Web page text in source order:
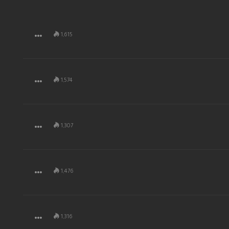
1,615
1,574
1,307
1,476
1,316